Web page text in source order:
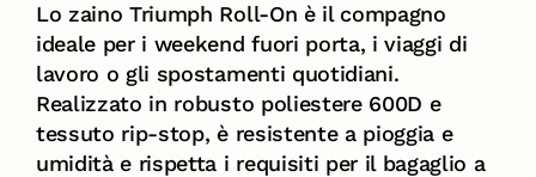
Lo zaino Triumph Roll-On è il compagno
ideale per i weekend fuori porta, i viaggi di
lavoro o gli spostamenti quotidiani.
Realizzato in robusto poliestere 600D e
tessuto rip-stop, è resistente a pioggia e
umidità e rispetta i requisiti per il bagaglio a